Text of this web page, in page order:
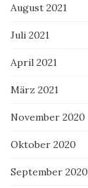
August 2021
Juli 2021
April 2021
März 2021
November 2020
Oktober 2020
September 2020